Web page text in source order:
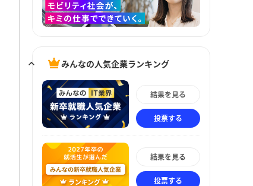
みんなの人気企業ランキング
結果を見る
投票する
結果を見る
投票する